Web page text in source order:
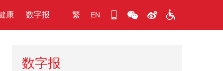
康 数字报 繁 EN
数字报